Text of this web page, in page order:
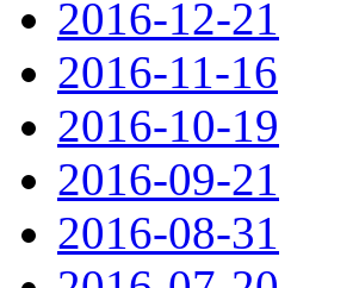
2016-12-21
2016-11-16
2016-10-19
2016-09-21
2016-08-31